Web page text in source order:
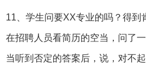
11、学生问要XX专业的吗？得到
在招聘人员看简历的空当，问了
当听到否定的答案后，说，对不